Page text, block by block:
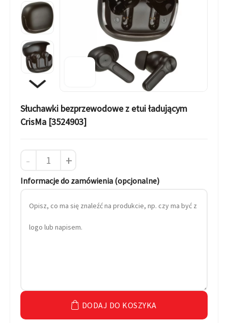
Słuchawki bezprzewodowe z etui ładującym
CrisMa [3524903]
- +
Informacje do zamówienia (opcjonalne)
DODAJ DO KOSZYKA